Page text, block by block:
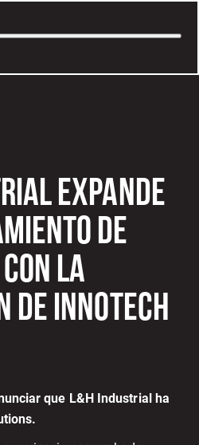
EXPANDE
DE
LA
DE INNOTECH
que L&H Industrial ha